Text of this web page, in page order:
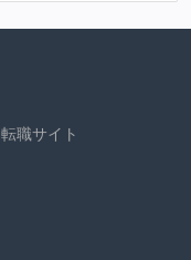
職サイト